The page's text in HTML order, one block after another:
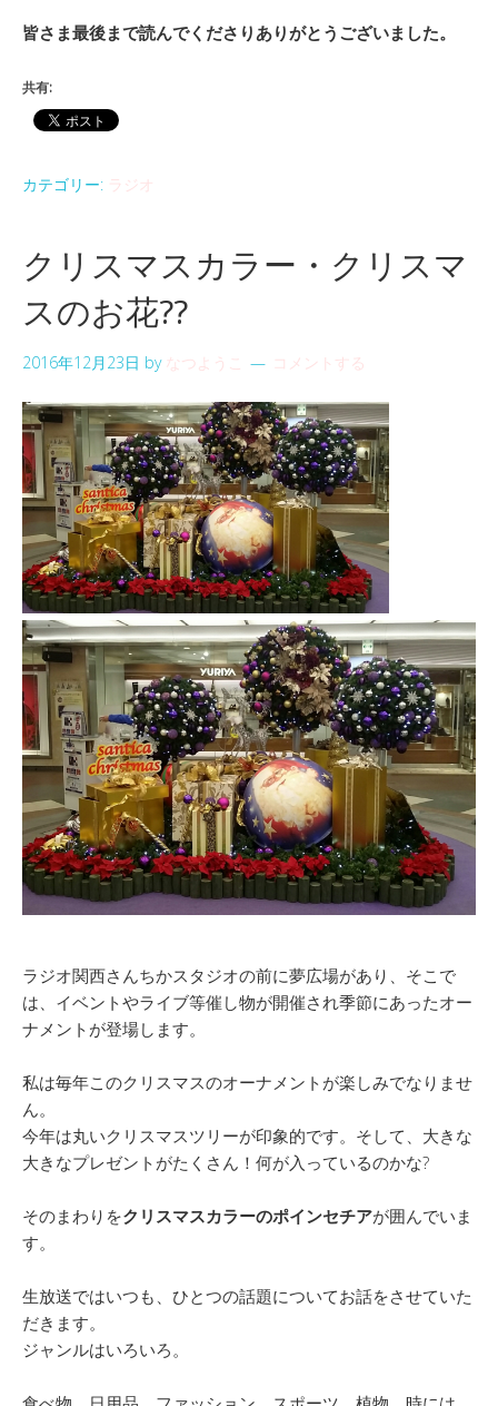
皆さま最後まで読んでくださりありがとうございました。
共有:
カテゴリー: ラジオ
クリスマスカラー・クリスマ
スのお花??
2016年12月23日 by なつようこ コメントする
ラジオ関西さんちかスタジオの前に夢広場があり、そこで
は、イベントやライブ等催し物が開催され季節にあったオー
ナメントが登場します。
私は毎年このクリスマスのオーナメントが楽しみでなりませ
ん。
今年は丸いクリスマスツリーが印象的です。そして、大きな
大きなプレゼントがたくさん！何が入っているのかな?
そのまわりをクリスマスカラーのポインセチアが囲んでいま
す。
生放送ではいつも、ひとつの話題についてお話をさせていた
だきます。
ジャンルはいろいろ。